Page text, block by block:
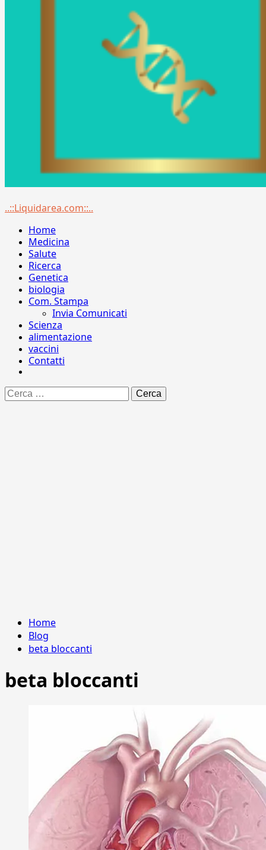
Menu
..::Liquidarea.com::..
Home
Medicina
Salute
Ricerca
Genetica
biologia
Com. Stampa
Invia Comunicati
Scienza
alimentazione
vaccini
Contatti
Ricerca
per:
Home
Blog
beta bloccanti
beta bloccanti